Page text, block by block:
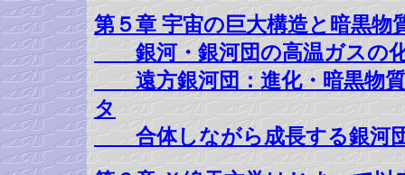
第５章 宇宙の巨大構造と暗黒物
銀河・銀河団の高温ガスの化
遠方銀河団：進化・暗黒物質
タ
合体しながら成長する銀河